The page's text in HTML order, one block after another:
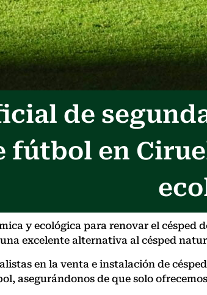
de
fútbol en
y ecológica para renovar el césped
una excelente alternativa al césped
en la venta e instalación de
asegurándonos de que solo